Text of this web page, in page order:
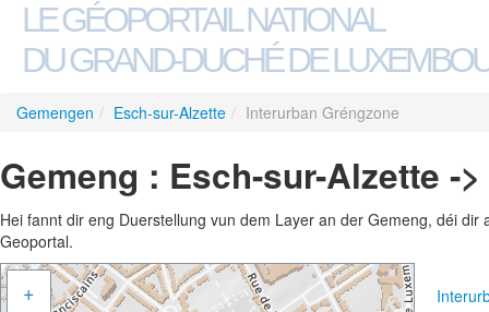
LE GÉOPORTAIL NATIONAL
DU GRAND-DUCHÉ DE
Gemengen / Esch-sur-Alzette / Interurban Gréngzone
Gemeng : Esch-sur-Alzette -
Hei fannt dir eng Duerstellung vun dem Layer an der Gemeng, déi
Geoportal.
+